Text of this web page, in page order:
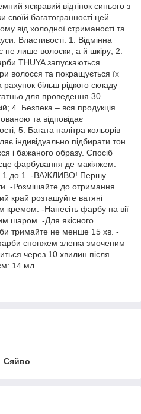
яскравий відтінок синього з
багатогранності цей
від холодної стриманості та
Властивості: 1. Відмінна
не лише волоски, а й шкіру; 2.
THUYA запускаються
волосся та покращується їх
більш рідкого складу –
для проведення 30
4. Безпека – вся продукція
та відповідає
5. Багата палітра кольорів –
індивідуально підбирати тон
і бажаного образу. Спосіб
фарбування де макіяжем.
1 до 1. -ВАЖЛИВО! Першу
-Розмішайте до отримання
край розташуйте ватяні
кремом. -Нанесіть фарбу на вії
шаром. -Для якісного
тримайте не менше 15 хв. -
спонжем злегка змоченим
через 10 хвилин після
14 мл
Сяйво